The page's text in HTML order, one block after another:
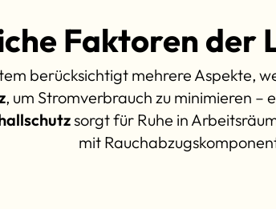
Faktoren der
berücksichtigt mehrere Aspekte,
, um Stromverbrauch zu minimieren
sorgt für Ruhe in
mit